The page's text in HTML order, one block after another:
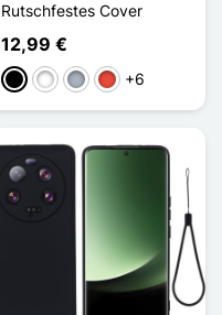
Rutschfestes Cover
12,99 €
Schwarz
WeißGrauRot +6